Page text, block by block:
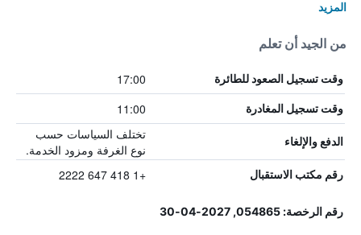
المزيد
من الجيد أن تعلم
وقت تسجيل الصعود للطائرة 17:00
وقت تسجيل المغادرة 11:00
الدفع والإلغاء
تختلف السياسات حسب
نوع الغرفة ومزود الخدمة.
رقم مكتب الاستقبال +1 418 647 2222
رقم الرخصة: 054865, 2027-04-30